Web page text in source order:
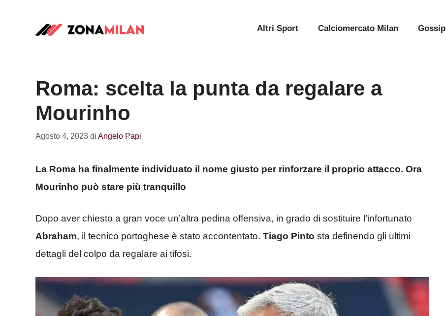
Altri Sport Calciomercato Milan Gossip
Roma: scelta la punta da regalare a
Mourinho
Agosto 4, 2023 di Angelo Papi
La Roma ha finalmente individuato il nome giusto per rinforzare il proprio attacco. Ora
Mourinho può stare più tranquillo
Dopo aver chiesto a gran voce un’altra pedina offensiva, in grado di sostituire l’infortunato
Abraham, il tecnico portoghese è stato accontentato. Tiago Pinto sta definendo gli ultimi
dettagli del colpo da regalare ai tifosi.